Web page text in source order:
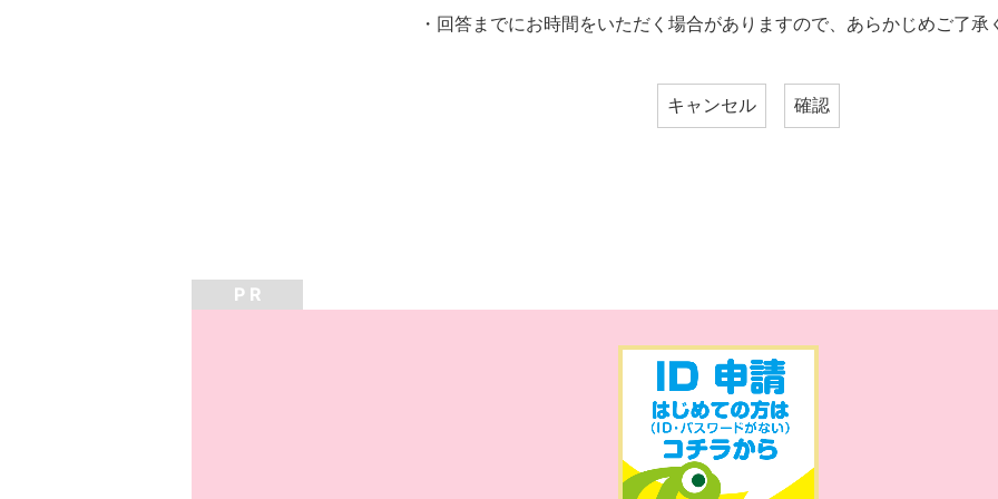
・回答までにお時間をいただく場合がありますので、あらかじめご了承
P R